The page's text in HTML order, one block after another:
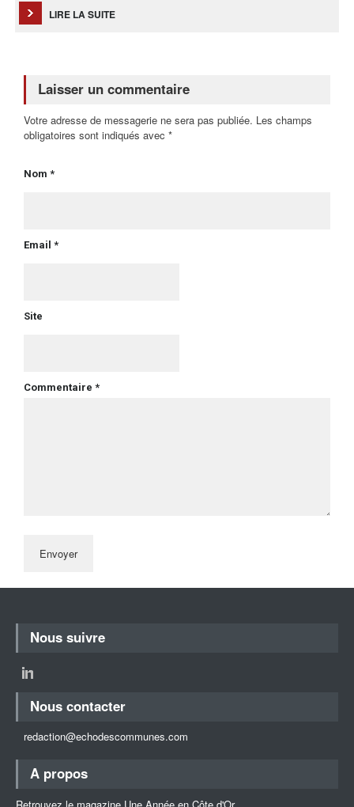
LIRE LA SUITE
Laisser un commentaire
Votre adresse de messagerie ne sera pas publiée. Les champs
obligatoires sont indiqués avec *
Nom *
Email *
Site
Commentaire *
Nous suivre
Nous contacter
redaction@echodescommunes.com
A propos